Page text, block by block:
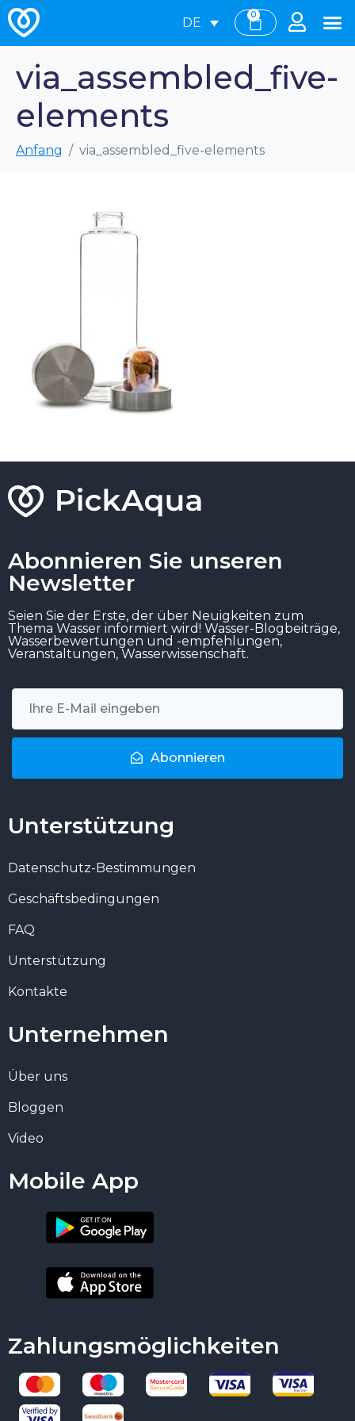
DE
0
via_assembled_five-
elements
Anfang via_assembled_five-elements
Abonnieren Sie unseren
Newsletter
Seien Sie der Erste, der über Neuigkeiten zum
Thema Wasser informiert wird! Wasser-Blogbeiträge,
Wasserbewertungen und -empfehlungen,
Veranstaltungen, Wasserwissenschaft.
Abonnieren
Unterstützung
Datenschutz-Bestimmungen
Geschäftsbedingungen
FAQ
Unterstützung
Kontakte
Unternehmen
Über uns
Bloggen
Video
Mobile App
Zahlungsmöglichkeiten